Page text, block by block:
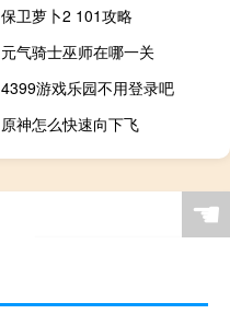
保卫萝卜2 101攻略
元气骑士巫师在哪一关
4399游戏乐园不用登录吧
原神怎么快速向下飞
☚